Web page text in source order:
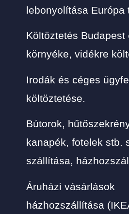
lebonyolítása Európa
Költöztetés Budapest
környéke, vidékre
Irodák és céges
költöztetése.
Bútorok,
kanapék, fotelek stb.
szállítása,
Áruházi vásárlások
házhozszállítása